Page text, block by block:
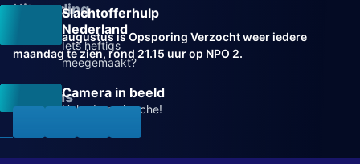
Slachtofferhulp
Nederland
Iets heftigs
meegemaakt?
Camera in beeld
Help de recherche!
Uitzending
Vanaf 31 augustus is Opsporing Verzocht weer iedere
maandag te zien, rond 21.15 uur op NPO 2.
Volg ons